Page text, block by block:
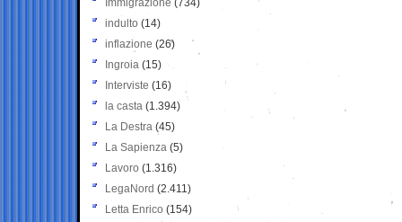
Immigrazione (734)
indulto (14)
inflazione (26)
Ingroia (15)
Interviste (16)
la casta (1.394)
La Destra (45)
La Sapienza (5)
Lavoro (1.316)
LegaNord (2.411)
Letta Enrico (154)